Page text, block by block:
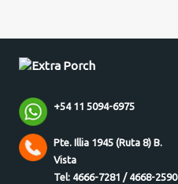
+54 11 5094-6975
Pte. Illia 1945 (Ruta 8) B.
Vista
Tel: 4666-7281 / 4668-2590